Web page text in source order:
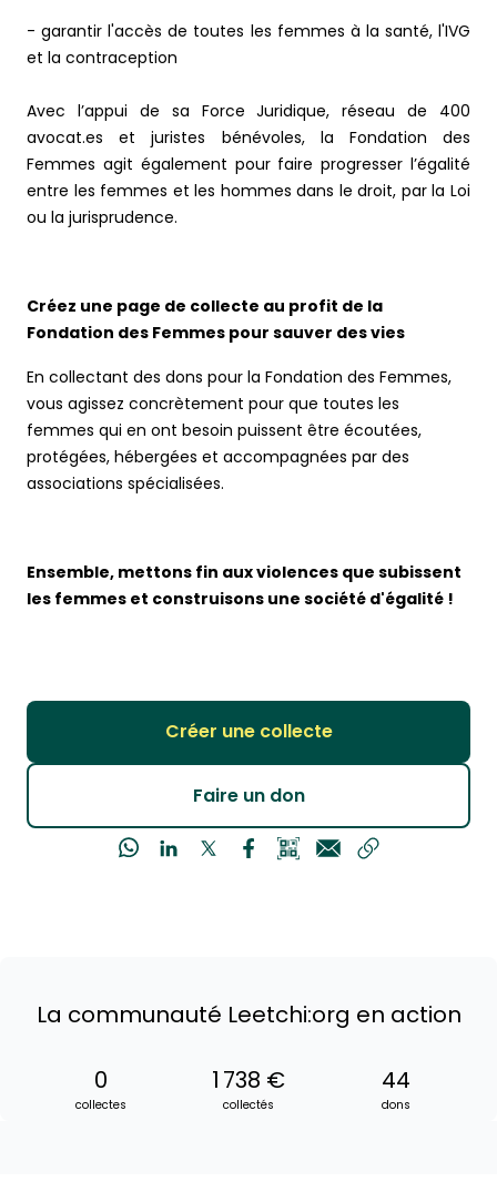
- garantir l'accès de toutes les femmes à la santé, l'IVG
et la contraception
Avec l’appui de sa Force Juridique, réseau de 400
avocat.es et juristes bénévoles, la Fondation des
Femmes agit également pour faire progresser l’égalité
entre les femmes et les hommes dans le droit, par la Loi
ou la jurisprudence.
Créez une page de collecte au profit de la
Fondation des Femmes pour sauver des vies
En collectant des dons pour la Fondation des Femmes,
vous agissez concrètement pour que toutes les
femmes qui en ont besoin puissent être écoutées,
protégées, hébergées et accompagnées par des
associations spécialisées.
Ensemble, mettons fin aux violences que subissent
les femmes et construisons une société d'égalité !
Créer une collecte
Faire un don
La communauté Leetchi:org en action
0
collectes
1 738 €
collectés
44
dons